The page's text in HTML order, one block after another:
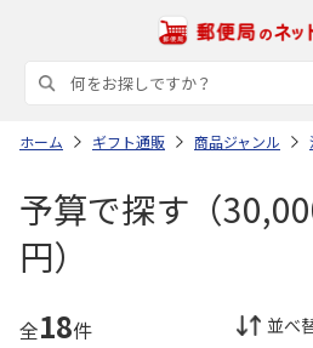
ホーム ギフト通販 商品ジャンル
予算で探す（
円）
全18件 並べ